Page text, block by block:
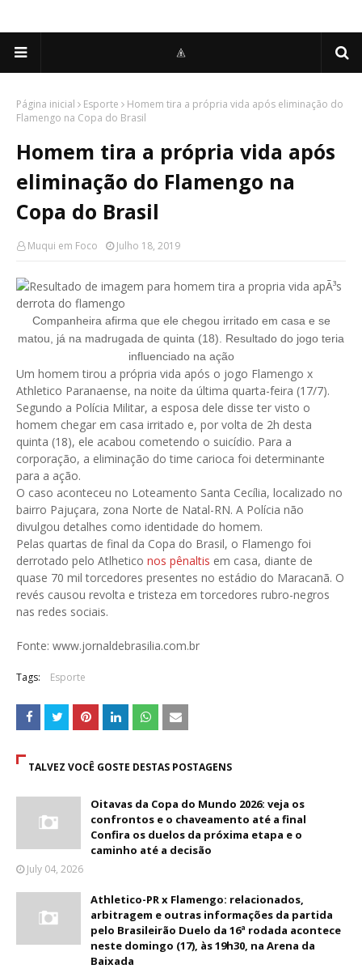
Página inicial Esporte
Homem tira a própria vida após eliminação do
Flamengo na Copa do Brasil
Homem tira a própria vida após
eliminação do Flamengo na
Copa do Brasil
Muqui em Foco Julho 18, 2019
Companheira afirma que ele chegou irritado em casa e se
matou, já na madrugada de quinta (18). Resultado do jogo teria
influenciado na ação
Um homem tirou a própria vida após o jogo Flamengo x
Athletico Paranaense, na noite da última quarta-feira (17/7).
Segundo a Polícia Militar, a esposa dele disse ter visto o
homem chegar em casa irritado e, por volta de 2h desta
quinta (18), ele acabou cometendo o suicídio. Para a
corporação, a eliminação do time carioca foi determinante
para a ação.
O caso aconteceu no Loteamento Santa Cecília, localizado no
bairro Pajuçara, zona Norte de Natal-RN. A Polícia não
divulgou detalhes como identidade do homem.
Pelas quartas de final da Copa do Brasil, o Flamengo foi
derrotado pelo Atlhetico nos pênaltis em casa, diante de
quase 70 mil torcedores presentes no estádio do Maracanã. O
revés causou revolta e tristeza em torcedores rubro-negros
nas redes sociais.
Fonte: www.jornaldebrasilia.com.br
Tags: Esporte
TALVEZ VOCÊ GOSTE DESTAS POSTAGENS
Oitavas da Copa do Mundo 2026: veja os
confrontos e o chaveamento até a final
Confira os duelos da próxima etapa e o
caminho até a decisão
July 04, 2026
Athletico-PR x Flamengo: relacionados,
arbitragem e outras informações da partida
pelo Brasileirão Duelo da 16ª rodada acontece
neste domingo (17), às 19h30, na Arena da
Baixada